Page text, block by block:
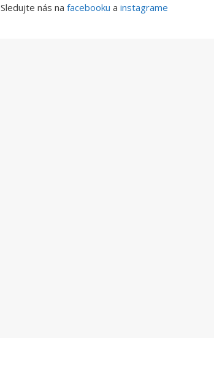
Sledujte nás nafacebooku ainstagrame